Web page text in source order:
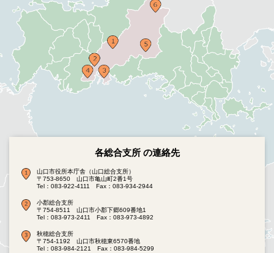
各総合支所 の連絡先
山口市役所本庁舎（山口総合支所）
〒753-8650 山口市亀山町2番1号
Tel：083-922-4111
Fax：083-934-2944
小郡総合支所
〒754-8511 山口市小郡下郷609番地1
Tel：083-973-2411
Fax：083-973-4892
秋穂総合支所
〒754-1192 山口市秋穂東6570番地
Tel：083-984-2121
Fax：083-984-5299